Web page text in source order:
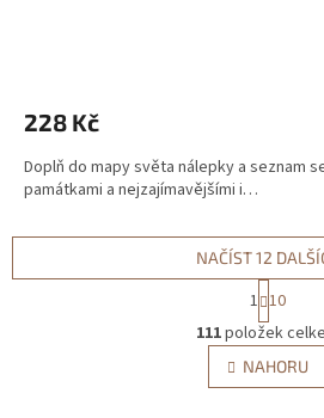
228 Kč
Doplň do mapy světa nálepky a seznam
památkami a nejzajímavějšími i…
O
v
l
á
NAČÍST 12
S
t
r
á
n
k
1 10
111položek
NAHORU